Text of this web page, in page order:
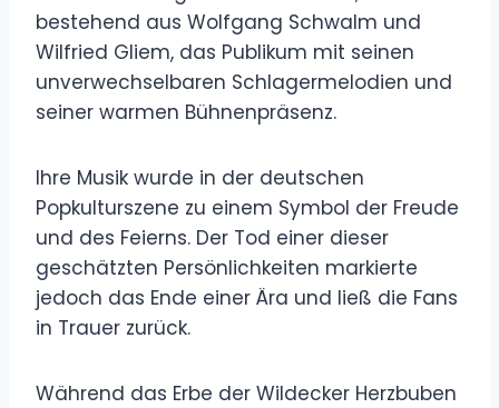
bestehend aus Wolfgang Schwalm und
Wilfried Gliem, das Publikum mit seinen
unverwechselbaren Schlagermelodien und
seiner warmen Bühnenpräsenz.
Ihre Musik wurde in der deutschen
Popkulturszene zu einem Symbol der Freude
und des Feierns. Der Tod einer dieser
geschätzten Persönlichkeiten markierte
jedoch das Ende einer Ära und ließ die Fans
in Trauer zurück.
Während das Erbe der Wildecker Herzbuben